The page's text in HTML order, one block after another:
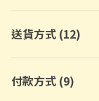
送貨方式 (12)
付款方式 (9)